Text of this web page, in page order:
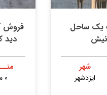
یک ساحل
شهر
ایزدشهر
دید
۰ متر